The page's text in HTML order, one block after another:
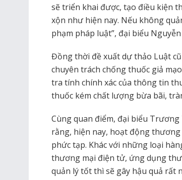
sẽ triển khai được, tạo điều kiện
xộn như hiện nay. Nếu không
phạm pháp luật”, đại biểu
Đồng thời đề xuất dự thảo Luật
chuyên trách chống thuốc giả
tra tính chính xác của thông tin
thuốc kém chất lượng bừa bãi,
Cùng quan điểm, đại biểu
rằng, hiện nay, hoạt động
phức tạp. Khác với những loại
thương mại điện tử, ứng dụng
quản lý tốt thì sẽ gây hậu quả rất